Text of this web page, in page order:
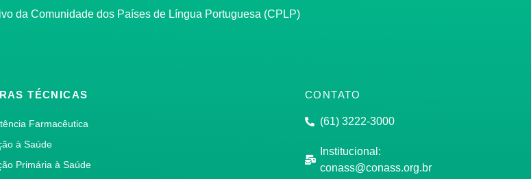
da Comunidade dos Países de Língua Portuguesa (CPLP)
TÉCNICAS
Farmacêutica
à Saúde
Primária à Saúde
CONTATO
(61) 3222-3000
Institucional:
conass@conass.org.br